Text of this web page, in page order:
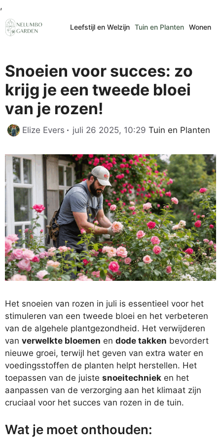
,
naar
de
Leefstijl en Welzijn Tuin en Planten Wonen
Snoeien voor succes: zo
krijg je een tweede bloei
van je rozen!
Elize Evers juli 26 2025, 10:29 Categorieën
Tuin en Planten
Het snoeien van rozen in juli is essentieel voor het
stimuleren van een tweede bloei en het verbeteren
van de algehele plantgezondheid. Het verwijderen
van verwelkte bloemen en dode takken bevordert
nieuwe groei, terwijl het geven van extra water en
voedingsstoffen de planten helpt herstellen. Het
toepassen van de juiste snoeitechniek en het
aanpassen van de verzorging aan het klimaat zijn
cruciaal voor het succes van rozen in de tuin.
Wat je moet onthouden: